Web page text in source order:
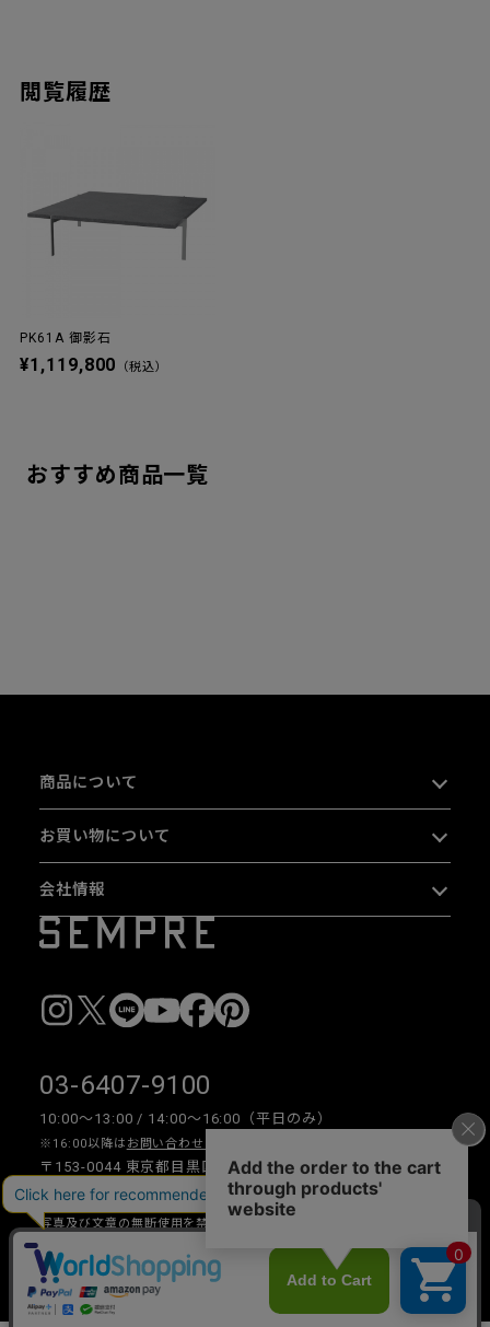
閲覧履歴
PK61A 御影石
¥1,119,800 （税込）
おすすめ商品一覧
商品について
お買い物について
会社情報
03-6407-9100
10:00〜13:00 / 14:00〜16:00（平日のみ）
※16:00以降は お問い合わせフォーム
〒153-0044 東京都目黒区大橋 2-16-26 1F・2F
写真及び文章の無断使用を禁じます。
Copyright © 2026 SEMPRE DESIGN CO., LTD.All right reserved.
__